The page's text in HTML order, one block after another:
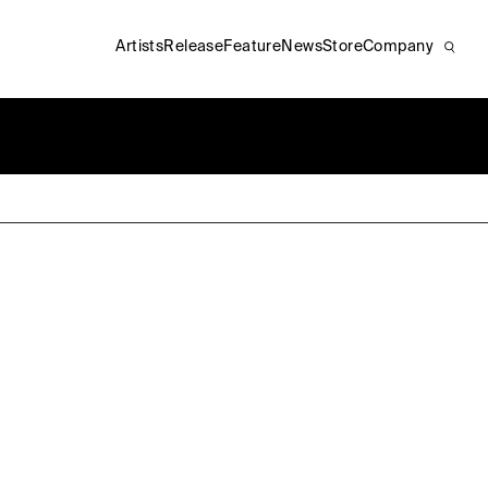
ArtistsReleaseFeature NewsStoreCompany